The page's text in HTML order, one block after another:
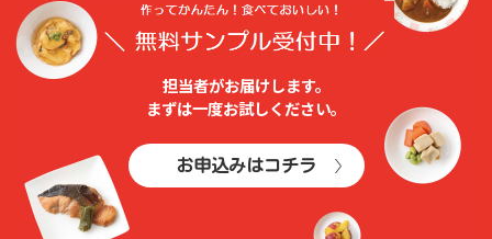
担当者がお届けします。
まずは⼀度お試しください。
お申込みはコチラ